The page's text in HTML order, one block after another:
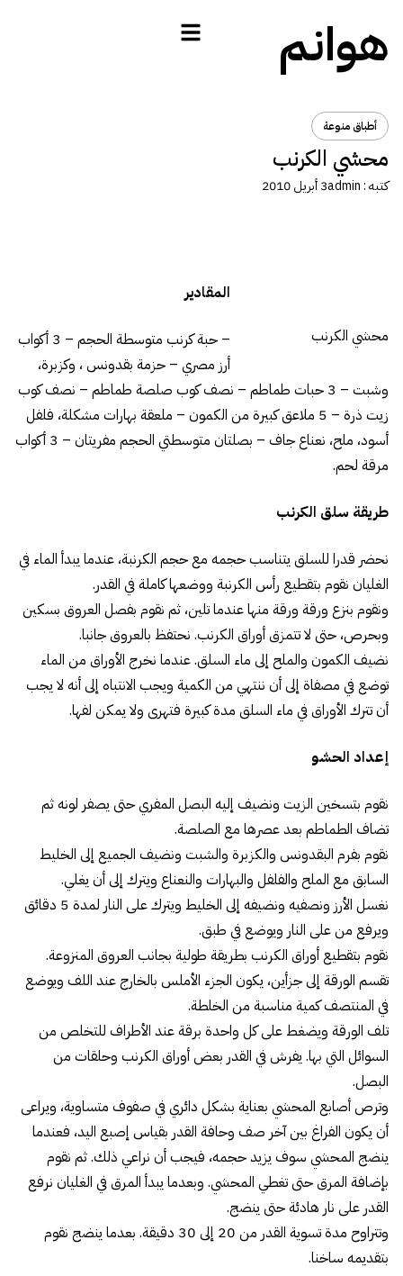
هوانم
أطباق منوعة
محشي الكرنب
كتبه :admin3 أبريل 2010
محشي الكرنب
المقادير
– حبة كرنب متوسطة الحجم – 3 أكواب
أرز مصري – حزمة بقدونس ، وكزبرة،
وشبت – 3 حبات طماطم – نصف كوب صلصة طماطم – نصف كوب
زيت ذرة – 5 ملاعق كبيرة من الكمون – ملعقة بهارات مشكلة، فلفل
أسود، ملح، نعناع جاف – بصلتان متوسطتي الحجم مفريتان – 3 أكواب
مرقة لحم.
طريقة سلق الكرنب
نحضر قدرا للسلق يتناسب حجمه مع حجم الكرنبة، عندما يبدأ الماء في
الغليان نقوم بتقطيع رأس الكرنبة ووضعها كاملة في القدر.
ونقوم بنزع ورقة ورقة منها عندما تلين، ثم نقوم بفصل العروق بسكين
وبحرص، حتى لا تتمزق أوراق الكرنب. نحتفظ بالعروق جانبا.
نضيف الكمون والملح إلى ماء السلق. عندما نخرج الأوراق من الماء
توضع في مصفاة إلى أن ننتهي من الكمية ويجب الانتباه إلى أنه لا يجب
أن تترك الأوراق في ماء السلق مدة كبيرة فتهرى ولا يمكن لفها.
إعداد الحشو
نقوم بتسخين الزيت ونضيف إليه البصل المفري حتى يصفر لونه ثم
تضاف الطماطم بعد عصرها مع الصلصة.
نقوم بفرم البقدونس والكزبرة والشبت ونضيف الجميع إلى الخليط
السابق مع الملح والفلفل والبهارات والنعناع ويترك إلى أن يغلي.
نغسل الأرز ونصفيه ونضيفه إلى الخليط ويترك على النار لمدة 5 دقائق
ويرفع من على النار ويوضع في طبق.
نقوم بتقطيع أوراق الكرنب بطريقة طولية بجانب العروق المنزوعة.
تقسم الورقة إلى جزأين، يكون الجزء الأملس بالخارج عند اللف ويوضع
في المنتصف كمية مناسبة من الخلطة.
تلف الورقة ويضغط على كل واحدة برقة عند الأطراف للتخلص من
السوائل التي بها. يفرش في القدر بعض أوراق الكرنب وحلقات من
البصل.
وترص أصابع المحشي بعناية بشكل دائري في صفوف متساوية، ويراعى
أن يكون الفراغ بين آخر صف وحافة القدر بقياس إصبع اليد، فعندما
ينضج المحشي سوف يزيد حجمه، فيجب أن نراعي ذلك. ثم نقوم
بإضافة المرق حتى تغطي المحشي. وبعدما يبدأ المرق في الغليان نرفع
القدر على نار هادئة حتى ينضج.
وتتراوح مدة تسوية القدر من 20 إلى 30 دقيقة. بعدما ينضج نقوم
بتقديمه ساخنا.